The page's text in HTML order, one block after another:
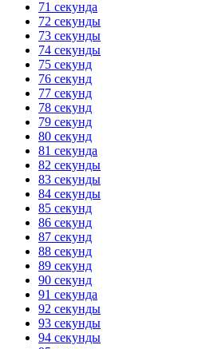
71 секунда
72 секунды
73 секунды
74 секунды
75 секунд
76 секунд
77 секунд
78 секунд
79 секунд
80 секунд
81 секунда
82 секунды
83 секунды
84 секунды
85 секунд
86 секунд
87 секунд
88 секунд
89 секунд
90 секунд
91 секунда
92 секунды
93 секунды
94 секунды